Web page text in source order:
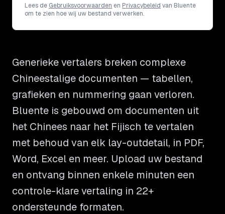
Lees de Gebruiksvoorwaarden en Privacybeleid van Bluente
om te zien hoe wij uw bestand verwerken.
Generieke vertalers breken complexe
Chineestalige documenten — tabellen,
grafieken en nummering gaan verloren.
Bluente is gebouwd om documenten uit
het Chinees naar het Fijisch te vertalen
met behoud van elk lay-outdetail, in PDF,
Word, Excel en meer. Upload uw bestand
en ontvang binnen enkele minuten een
controle-klare vertaling in 22+
ondersteunde formaten.